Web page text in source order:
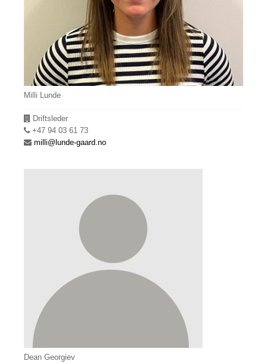
Milli Lunde
Avdeling
Driftsleder
Telefon
+47 94 03 61 73
E-
milli@lunde-gaard.no
Dean Georgiev